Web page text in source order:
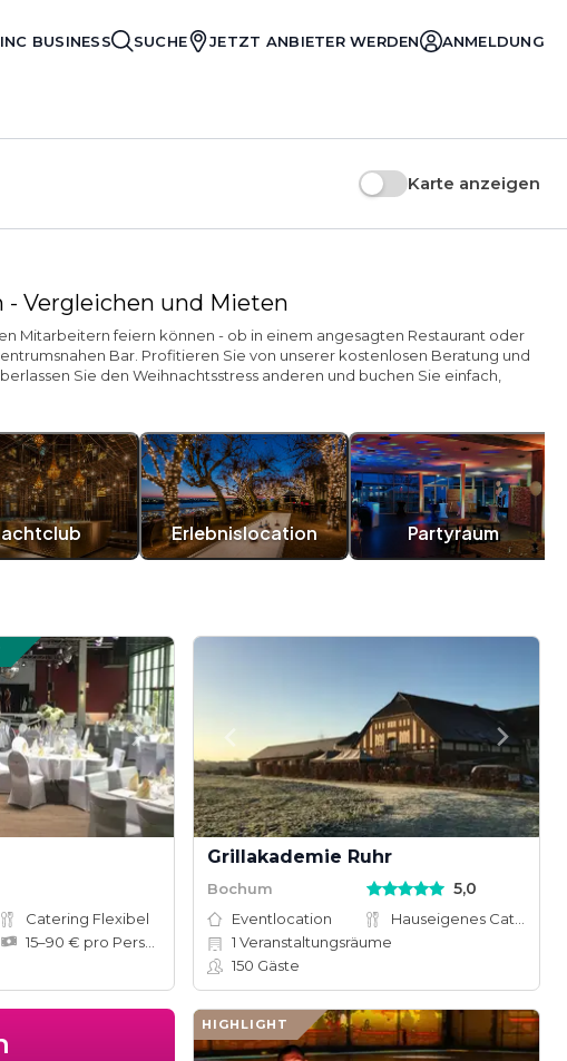
BUSINESS SUCHE JETZT ANBIETER WERDEN ANMELDUNG
Karte anzeigen
Vergleichen und Mieten
Mitarbeitern feiern können - ob in einem angesagten Restaurant oder
Bar. Profitieren Sie von unserer kostenlosen Beratung und
Sie den Weihnachtsstress anderen und buchen Sie einfach,
Erlebnislocation Partyraum
Catering Flexibel
Grillakademie Ruhr
Bochum 5,0
Eventlocation
1 Veranstaltungsräume
150 Gäste
HIGHLIGHT